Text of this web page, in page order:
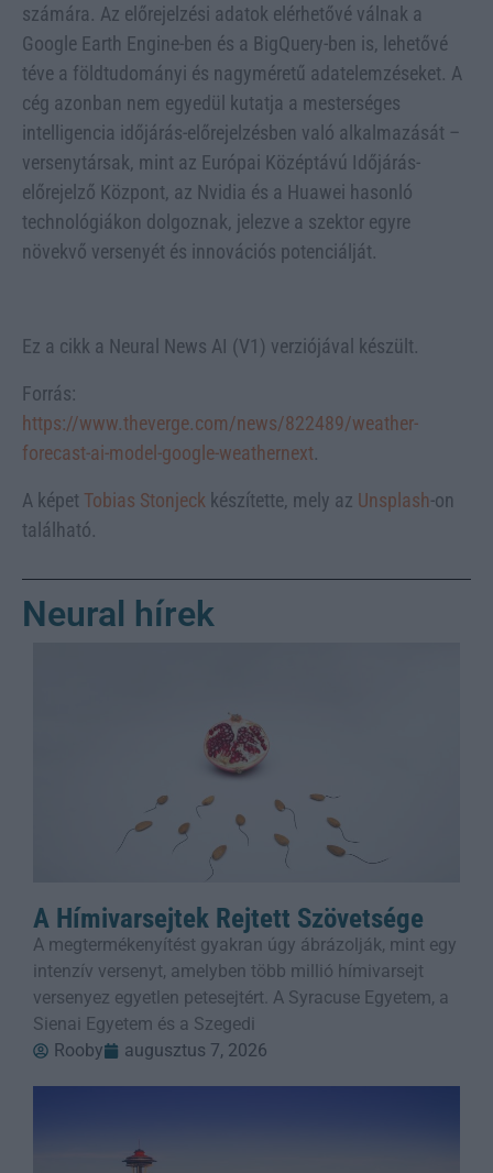
számára. Az előrejelzési adatok elérhetővé válnak a
Google Earth Engine-ben és a BigQuery-ben is, lehetővé
téve a földtudományi és nagyméretű adatelemzéseket. A
cég azonban nem egyedül kutatja a mesterséges
intelligencia időjárás-előrejelzésben való alkalmazását –
versenytársak, mint az Európai Középtávú Időjárás-
előrejelző Központ, az Nvidia és a Huawei hasonló
technológiákon dolgoznak, jelezve a szektor egyre
növekvő versenyét és innovációs potenciálját.
Ez a cikk a Neural News AI (V1) verziójával készült.
Forrás:
https://www.theverge.com/news/822489/weather-
forecast-ai-model-google-weathernext.
A képet Tobias Stonjeck készítette, mely az Unsplash-on
található.
Neural hírek
A Hímivarsejtek Rejtett Szövetsége
A megtermékenyítést gyakran úgy ábrázolják, mint egy
intenzív versenyt, amelyben több millió hímivarsejt
versenyez egyetlen petesejtért. A Syracuse Egyetem, a
Sienai Egyetem és a Szegedi
Rooby
augusztus 7, 2026